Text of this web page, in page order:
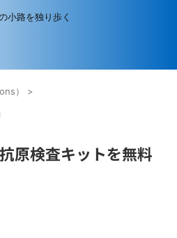
路を独り歩く
） >
原検査キットを無料